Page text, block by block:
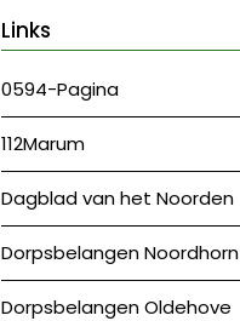
Links
0594-Pagina
112Marum
Dagblad van het Noorden
Dorpsbelangen Noordhorn
Dorpsbelangen Oldehove